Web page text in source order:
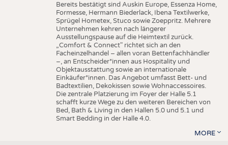
Bereits bestätigt sind Auskin Europe, Essenza Home,
Formesse, Hermann Biederlack, Ibena Textilwerke,
Sprügel Hometex, Stuco sowie Zoeppritz. Mehrere
Unternehmen kehren nach längerer
Ausstellungspause auf die Heimtextil zurück.
„Comfort & Connect" richtet sich an den
Facheinzelhandel – allen voran Bettenfachhändler
–, an Entscheider*innen aus Hospitality und
Objektausstattung sowie an internationale
Einkäufer*innen. Das Angebot umfasst Bett- und
Badtextilien, Dekokissen sowie Wohnaccessoires.
Die zentrale Platzierung im Foyer der Halle 5.1
schafft kurze Wege zu den weiteren Bereichen von
Bed, Bath & Living in den Hallen 5.0 und 5.1 und
Smart Bedding in der Halle 4.0.
MORE